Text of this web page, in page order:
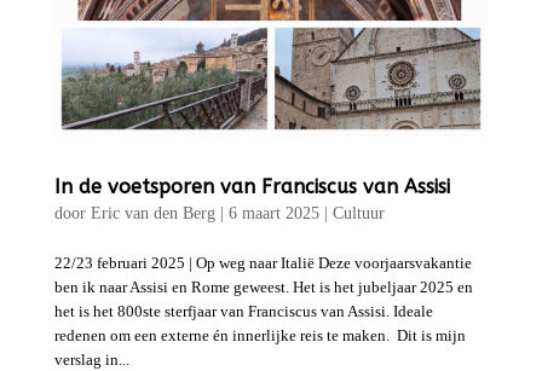
In de voetsporen van Franciscus van Assisi
door Eric van den Berg| 6 maart 2025| Cultuur
22/23 februari 2025 | Op weg naar Italië Deze voorjaarsvakantie
ben ik naar Assisi en Rome geweest. Het is het jubeljaar 2025 en
het is het 800ste sterfjaar van Franciscus van Assisi. Ideale
redenen om een externe én innerlijke reis te maken. Dit is mijn
verslag in...